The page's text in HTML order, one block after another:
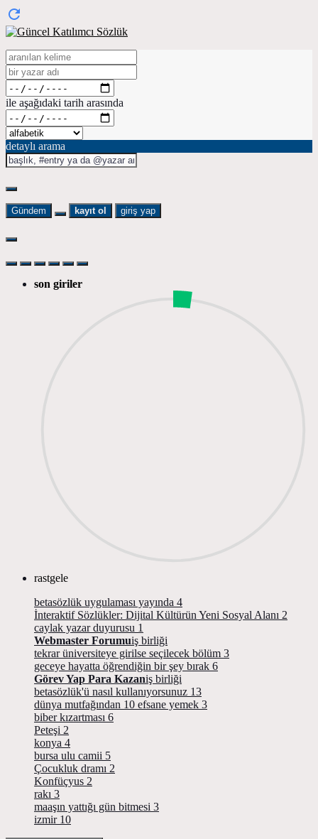
ile aşağıdaki tarih arasında
detaylı arama
Gündem kayıt ol giriş yap
son giriler
rastgele
betasözlük uygulaması yayında 4
İnteraktif Sözlükler: Dijital Kültürün Yeni Sosyal Alanı 2
caylak yazar duyurusu 1
Webmaster Forumuiş birliği
tekrar üniversiteye girilse seçilecek bölüm 3
geceye hayatta öğrendiğin bir şey bırak 6
Görev Yap Para Kazaniş birliği
betasözlük'ü nasıl kullanıyorsunuz 13
dünya mutfağından 10 efsane yemek 3
biber kızartması 6
Peteşi 2
konya 4
bursa ulu camii 5
Çocukluk dramı 2
Konfüçyus 2
rakı 3
maaşın yattığı gün bitmesi 3
izmir 10